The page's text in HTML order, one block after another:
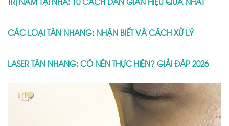
CÁC LOẠI TÀN NHANG: NHẬN BIẾT VÀ CÁCH XỬ LÝ
LASER TÀN NHANG: CÓ NÊN THỰC HIỆN? GIẢI ĐÁP 2026